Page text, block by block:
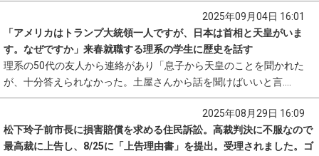
2025年09月04日 16:01
「アメリカはトランプ大統領一人ですが、日本は首相と天皇がいま
す。なぜですか」来春就職する理系の学生に歴史を話す
理系の50代の友人から連絡があり「息子から天皇のことを聞かれた
が、十分答えられなかった。土屋さんから話を聞けばいいと言....
2025年08月29日 16:09
松下玲子前市長に損害賠償を求める住民訴訟。高裁判決に不服なので
最高裁に上告し、8/25に「上告理由書」を提出。受理されました。ゴ